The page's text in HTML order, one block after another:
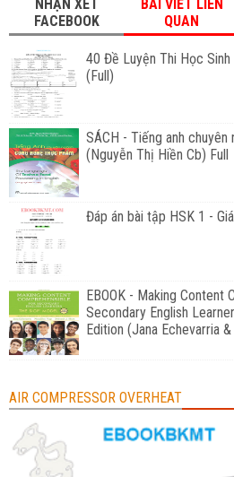
NHẬN XÉT
FACEBOOK
BÀI VIẾT LIÊN
QUAN
40 Đề Luyện Thi Học
(Full)
SÁCH - Tiếng anh
(Nguyễn Thị Hiền Cb) Full
Đáp án bài tập HSK 1 -
EBOOK - Making Content
Secondary English
Edition (Jana Echevarria
AIR COMPRESSOR OVERHEAT